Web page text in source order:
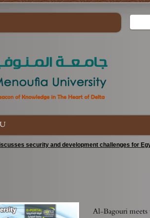
security and development challenges for
Al-Bagouri